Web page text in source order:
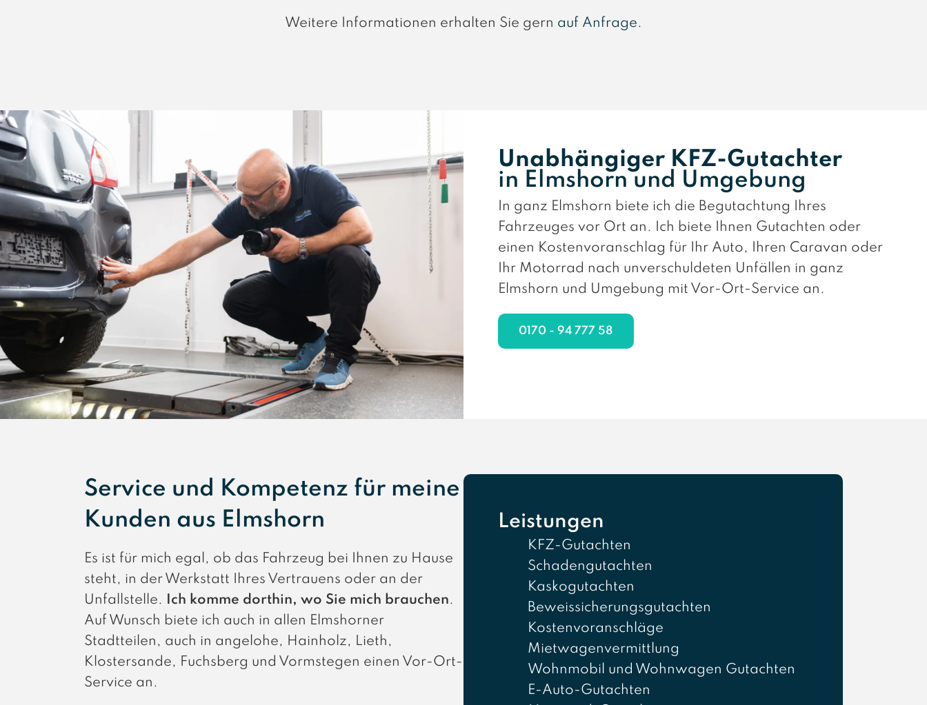
Weitere Informationen erhalten Sie gern auf Anfrage.
Unabhängiger KFZ-Gutachter
in Elmshorn und Umgebung
In ganz Elmshorn biete ich die Begutachtung Ihres
Fahrzeuges vor Ort an. Ich biete Ihnen Gutachten oder
einen Kostenvoranschlag für Ihr Auto, Ihren Caravan oder
Ihr Motorrad nach unverschuldeten Unfällen in ganz
Elmshorn und Umgebung mit Vor-Ort-Service an.
0170 - 94 777 58
Service und Kompetenz für meine
Kunden aus Elmshorn
Es ist für mich egal, ob das Fahrzeug bei Ihnen zu Hause
steht, in der Werkstatt Ihres Vertrauens oder an der
Unfallstelle.
Ich komme dorthin, wo Sie mich brauchen.
Auf Wunsch biete ich auch in allen Elmshorner
Stadtteilen, auch in angelohe, Hainholz, Lieth,
Klostersande, Fuchsberg und Vormstegen einen Vor-Ort-
Service an.
Leistungen
KFZ-Gutachten
Schadengutachten
Kaskogutachten
Beweissicherungsgutachten
Kostenvoranschläge
Mietwagenvermittlung
Wohnmobil und Wohnwagen Gutachten
E-Auto-Gutachten